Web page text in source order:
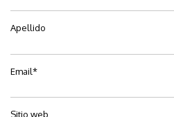
Apellido
Email*
Sitio web